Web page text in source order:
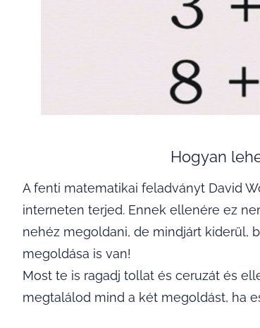
Hogyan
A fenti matematikai feladványt David
interneten terjed. Ennek ellenére ez
nehéz megoldani, de mindjárt kiderül,
megoldása is van!
Most te is ragadj tollat és ceruzát és
megtalálod mind a két megoldást, ha